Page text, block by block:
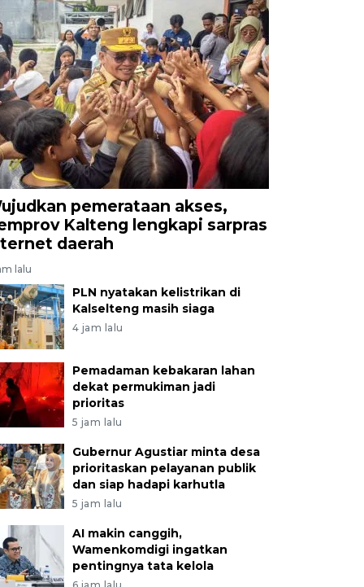
pemerataan akses,
Kalteng lengkapi sarpras
daerah
lalu
PLN nyatakan kelistrikan di
Kalselteng masih siaga
4 jam lalu
Pemadaman kebakaran lahan
dekat permukiman jadi
prioritas
5 jam lalu
Gubernur Agustiar minta desa
prioritaskan pelayanan publik
dan siap hadapi karhutla
5 jam lalu
AI makin canggih,
Wamenkomdigi ingatkan
pentingnya tata kelola